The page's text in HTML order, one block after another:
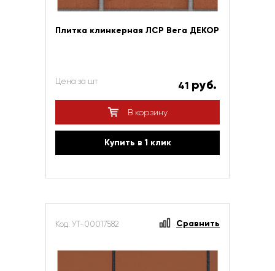
Плитка клинкерная ЛСР Вега ДЕКОР
Цена за шт 41 руб.
В корзину
Купить в 1 клик
Код: УТ-00017582 Сравнить